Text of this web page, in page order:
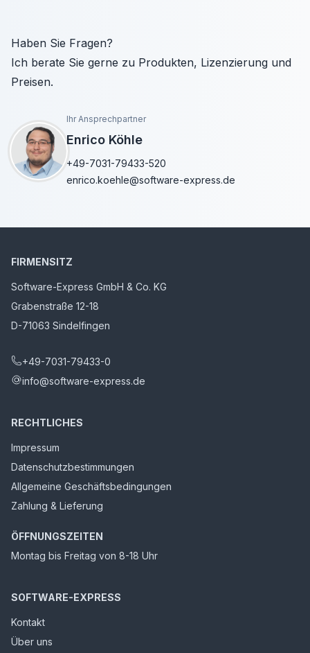
Haben Sie Fragen?
Ich berate Sie gerne zu Produkten, Lizenzierung und
Preisen.
Ihr Ansprechpartner
Enrico Köhle
+49-7031-79433-520
enrico.koehle@software-express.de
FIRMENSITZ
Software-Express GmbH & Co. KG
Grabenstraße 12-18
D-71063 Sindelfingen
+49-7031-79433-0
info@software-express.de
RECHTLICHES
Impressum
Datenschutzbestimmungen
Allgemeine Geschäftsbedingungen
Zahlung & Lieferung
ÖFFNUNGSZEITEN
Montag bis Freitag von 8-18 Uhr
SOFTWARE-EXPRESS
Kontakt
Über uns